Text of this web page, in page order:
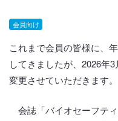
会員向け
これまで会員の皆様に、
してきましたが、2026年
変更させていただきます。
会誌「バイオセーフテ